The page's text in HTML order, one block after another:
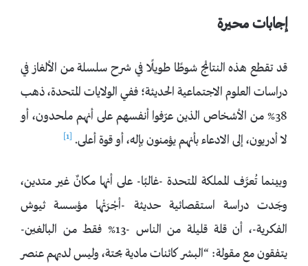
إجابات محيرة
قد تقطع هذه النتائج شوطًا طويلًا في شرح سلسلة من الألغاز في
دراسات العلوم الاجتماعية الحديثة؛ ففي الولايات المتحدة، ذهب
38% من الأشخاص الذين عرّفوا أنفسهم على أنهم ملحدون، أو
لا أدريون، إلى الادعاء بأنهم يؤمنون بإله، أو قوة أعلى. [1]
وبينما تُعرَّف المملكة المتحدة -غالبًا- على أنها مكانٌ غير متدين،
وجَدت دراسة استقصائية حديثة -أجْرَتْها مؤسسة ثيوش
الفكرية-، أن قلة قليلة من الناس -13% فقط من البالغين-
يتفقون مع مقولة: “البشر كائنات مادية بحتة، وليس لديهم عنصر